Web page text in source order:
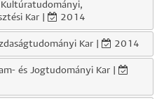
Kar |
2014
Kar | 2014
és Jogtudományi Kar |